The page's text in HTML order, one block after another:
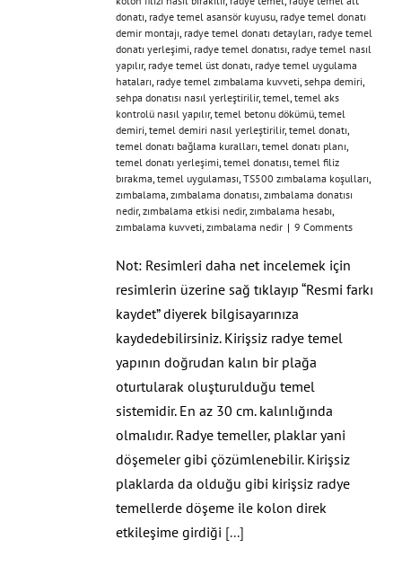
donatı, radye temel asansör kuyusu, radye temel donatı
demir montajı, radye temel donatı detayları, radye temel
donatı yerleşimi, radye temel donatısı, radye temel nasıl
yapılır, radye temel üst donatı, radye temel uygulama
hataları, radye temel zımbalama kuvveti, sehpa demiri,
sehpa donatısı nasıl yerleştirilir, temel, temel aks
kontrolü nasıl yapılır, temel betonu dökümü, temel
demiri, temel demiri nasıl yerleştirilir, temel donatı,
temel donatı bağlama kuralları, temel donatı planı,
temel donatı yerleşimi, temel donatısı, temel filiz
bırakma, temel uygulaması, TS500 zımbalama koşulları,
zımbalama, zımbalama donatısı, zımbalama donatısı
nedir, zımbalama etkisi nedir, zımbalama hesabı,
zımbalama kuvveti, zımbalama nedir | 9 Comments
Not: Resimleri daha net incelemek için
resimlerin üzerine sağ tıklayıp “Resmi farkı
kaydet” diyerek bilgisayarınıza
kaydedebilirsiniz. Kirişsiz radye temel
yapının doğrudan kalın bir plağa
oturtularak oluşturulduğu temel
sistemidir. En az 30 cm. kalınlığında
olmalıdır. Radye temeller, plaklar yani
döşemeler gibi çözümlenebilir. Kirişsiz
plaklarda da olduğu gibi kirişsiz radye
temellerde döşeme ile kolon direk
etkileşime girdiği [...]